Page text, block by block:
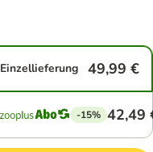
Einzellieferung 49,99 €
-15% 42,49